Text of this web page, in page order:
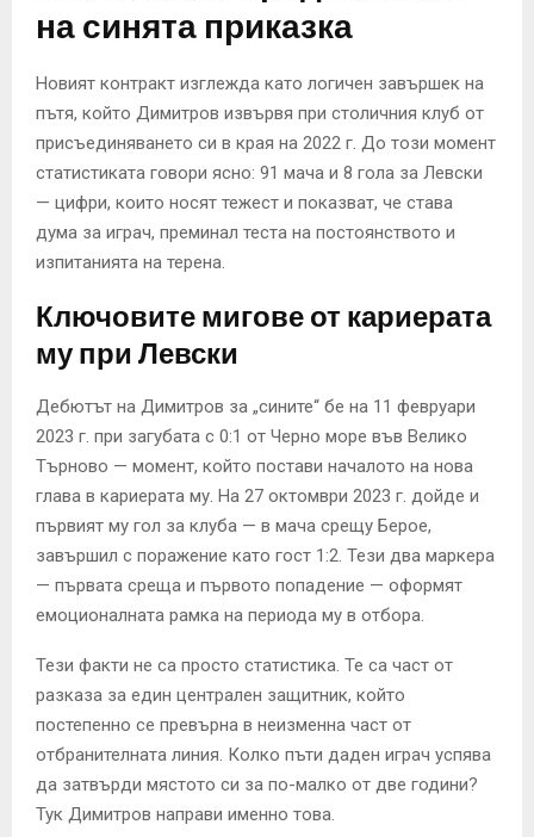
на синята приказка
Новият контракт изглежда като логичен завършек на
пътя, който Димитров извървя при столичния клуб от
присъединяването си в края на 2022 г. До този момент
статистиката говори ясно: 91 мача и 8 гола за Левски
— цифри, които носят тежест и показват, че става
дума за играч, преминал теста на постоянството и
изпитанията на терена.
Ключовите мигове от кариерата
му при Левски
Дебютът на Димитров за „сините“ бе на 11 февруари
2023 г. при загубата с 0:1 от Черно море във Велико
Търново — момент, който постави началото на нова
глава в кариерата му. На 27 октомври 2023 г. дойде и
първият му гол за клуба — в мача срещу Берое,
завършил с поражение като гост 1:2. Тези два маркера
— първата среща и първото попадение — оформят
емоционалната рамка на периода му в отбора.
Тези факти не са просто статистика. Те са част от
разказа за един централен защитник, който
постепенно се превърна в неизменна част от
отбранителната линия. Колко пъти даден играч успява
да затвърди мястото си за по-малко от две години?
Тук Димитров направи именно това.